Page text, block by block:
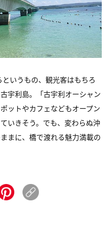
いうもの、観光客はもちろ
宇利島。「古宇利オーシャン
ットやカフェなどもオープン
いきそう。 でも、変わらぬ沖
まに、 橋で渡れる魅力満載の